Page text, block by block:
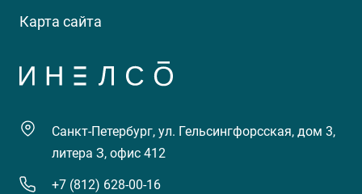
Карта сайта
Санкт-Петербург, ул. Гельсингфорсская, дом 3,
литера З, офис 412
+7 (812) 628-00-16